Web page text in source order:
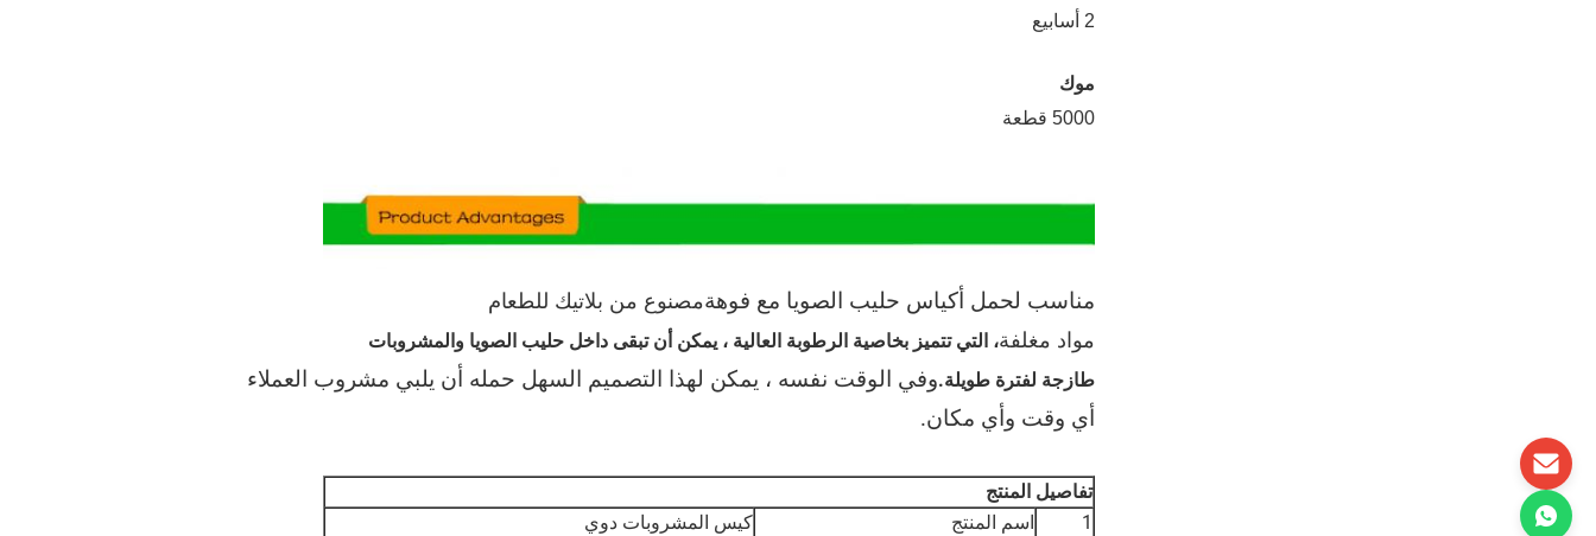
2 أسابيع
موك
5000 قطعة
مناسب لحمل أكياس حليب الصويا مع فوهةمصنوع من بلاتيك للطعام
مواد مغلفة، التي تتميز بخاصية الرطوبة العالية ، يمكن أن تبقى داخل حليب الصويا والمشروبات
طازجة لفترة طويلة.وفي الوقت نفسه ، يمكن لهذا التصميم السهل حمله أن يلبي مشروب العملاء
أي وقت وأي مكان.
تفاصيل المنتج
1
اسم المنتج
كيس المشروبات دوي